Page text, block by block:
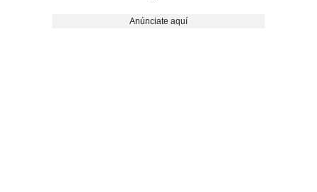
Anúnciate aquí